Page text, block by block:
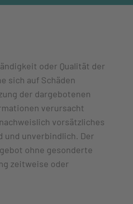
oder Qualität der
sich auf Schäden
der dargebotenen
verursacht
vorsätzliches
und unverbindlich. Der
ohne gesonderte
zeitweise oder